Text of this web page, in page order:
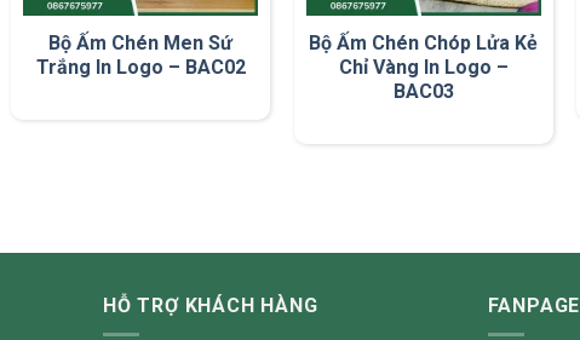
Bộ Ấm Chén Men Sứ
Trắng In Logo – BAC02
Bộ Ấm Chén Chóp Lửa Kẻ
Chỉ Vàng In Logo –
BAC03
HỖ TRỢ KHÁCH HÀNG FANPAGE